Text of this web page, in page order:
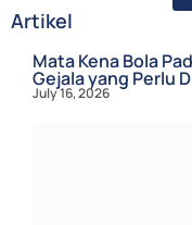
Artikel
Mata Kena Bola
Gejala yang Perlu
July 16, 2026